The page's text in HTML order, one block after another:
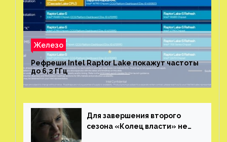
Железо
Рефреши Intel Raptor Lake покажут частоты
до 6,2 ГГц
Для завершения второго
сезона «Колец власти» не